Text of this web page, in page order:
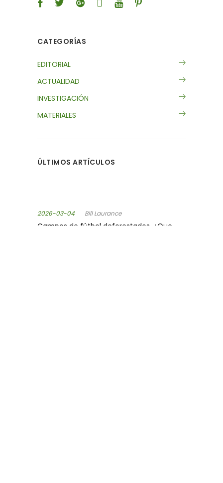
CATEGORÍAS
EDITORIAL
ACTUALIDAD
INVESTIGACIÓN
MATERIALES
ÚLTIMOS ARTÍCULOS
2026-03-04 Bill Laurance
Campos de fútbol deforestados. ¿Que